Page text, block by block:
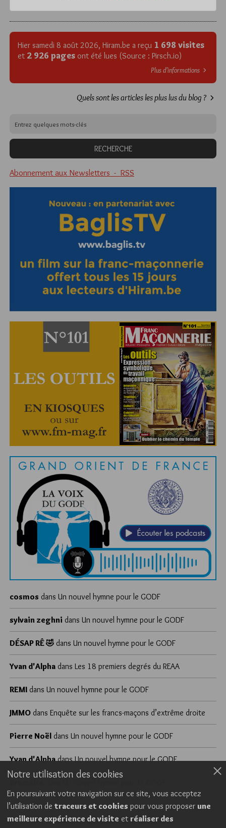
Hier samedi 8 août 2026, Hiram.be a reçu 1 698 visites
et 2 926 pages ont été lues (Source : Pirsch.io)
Plus d’informations
Quels sont les articles les plus lus du blog ?
Abonnement aux Newsletters - RSS
cosmos dans Un nouvel hymne pour le GODF
sylvain zeghni dans Un nouvel hymne pour le GODF
DÉSAP RÊ 🤣 dans Un nouvel hymne pour le GODF
Yvan d'Alpha dans Les 18 premiers degrés du REAA
REMI dans Un nouvel hymne pour le GODF
JMMO dans Enquête sur les francs-maçons d’extrême droite
Pierre Noël dans Un nouvel hymne pour le GODF
Yvan d'AlphadansUn nouvel hymne pour le GODF
Cookies Politique de confidentialité
Notre utilisation des cookies
En poursuivant votre navigation sur ce site, vous acceptez
l’utilisation de traceurs et cookies pour vous proposer une
meilleure expérience de visite et réaliser des